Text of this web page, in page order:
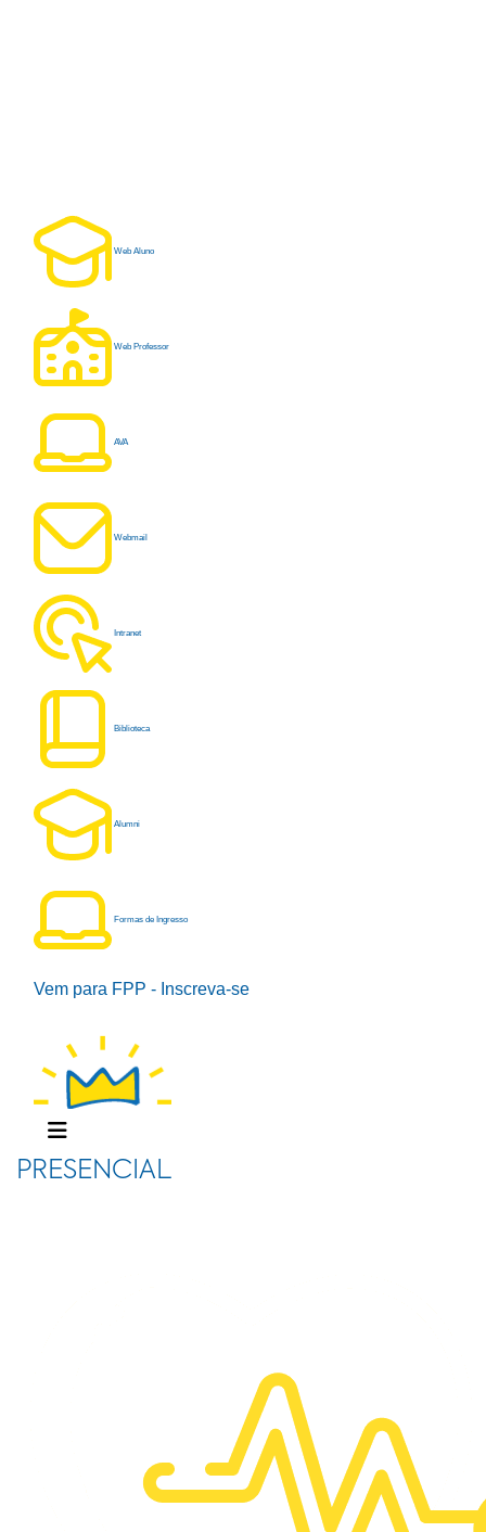
Web Aluno
Web Professor
AVA
Webmail
Intranet
Biblioteca
Alumni
Formas de Ingresso
Vem para FPP - Inscreva-se
PRESENCIAL